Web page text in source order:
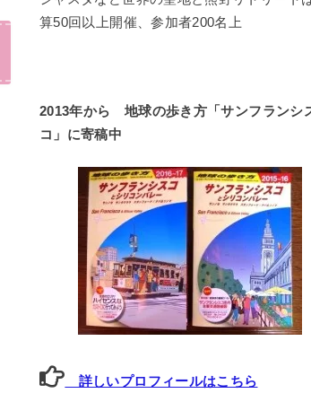
算50回以上開催、参加者200名上
2013年から 地球の歩き方「サンフランシ
コ」に寄稿中
詳しいプロフィールはこちら